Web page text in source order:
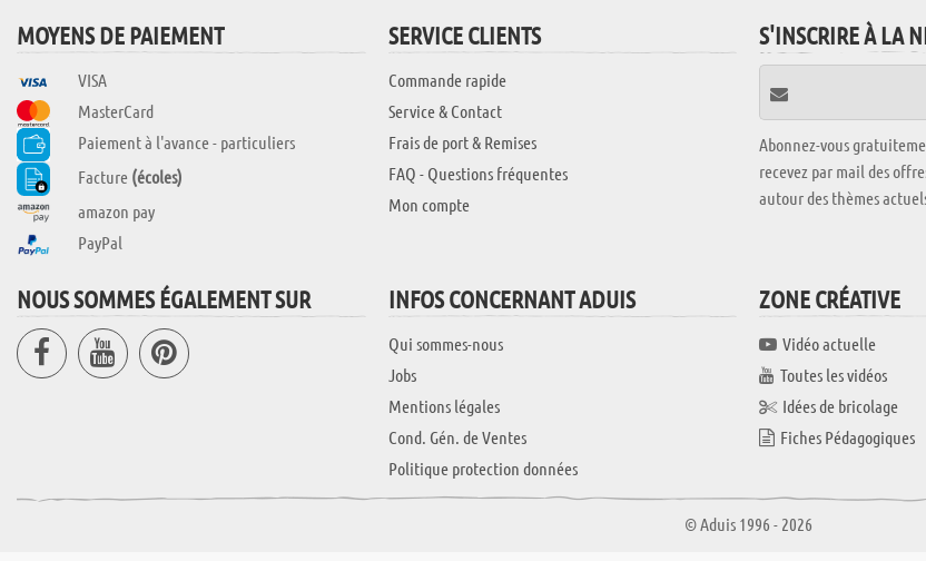
MOYENS DE PAIEMENT
VISA
MasterCard
Paiement à l'avance - particuliers
Facture (écoles)
amazon pay
PayPal
SERVICE CLIENTS
Commande rapide
Service & Contact
Frais de port & Remises
FAQ - Questions fréquentes
Mon compte
S'INSCRIRE À LA
Abonnez-vous
recevez par mail des
autour des thèmes
NOUS SOMMES ÉGALEMENT SUR INFOS CONCERNANT ADUIS
Qui sommes-nous
Jobs
Mentions légales
Cond. Gén. de Ventes
Politique protection données
ZONE CRÉATIVE
Vidéo actuelle
Toutes les vidéos
Idées de bricolage
Fiches Pédagogiques
© Aduis 1996 - 2026